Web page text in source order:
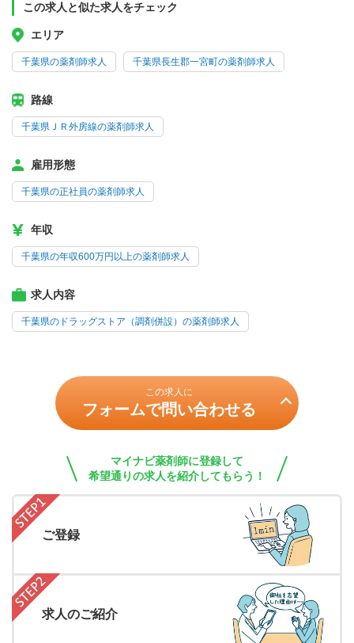
この求人と似た求人をチェック
エリア
千葉県の薬剤師求人 千葉県長生郡一宮町の薬剤師求人
路線
千葉県ＪＲ外房線の薬剤師求人
雇用形態
千葉県の正社員の薬剤師求人
年収
千葉県の年収600万円以上の薬剤師求人
求人内容
千葉県のドラッグストア（調剤併設）の薬剤師求人
この求人に
フォームで問い合わせる
マイナビ薬剤師に登録して
希望通りの求人を紹介してもらう！
ご登録
求人のご紹介